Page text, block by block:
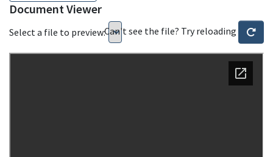
Document Viewer
Select a file to preview:Can't see the file? Try reloading